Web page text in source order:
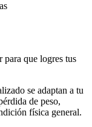
para que logres tus
se adaptan a tu
de peso,
física general.